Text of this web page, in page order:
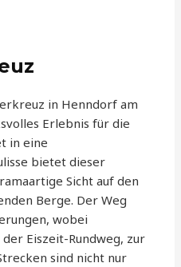
in Henndorf am
Erlebnis für die
in eine
bietet dieser
Sicht auf den
Berge. Der Weg
wobei
Eiszeit-Rundweg, zur
sind nicht nur